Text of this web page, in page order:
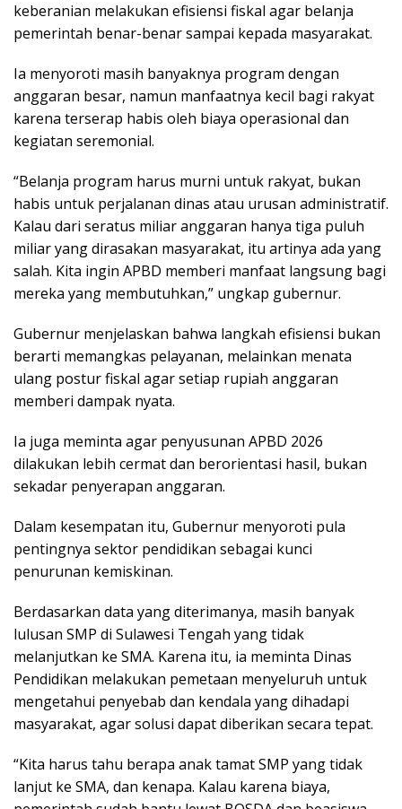
keberanian melakukan efisiensi fiskal agar belanja
pemerintah benar-benar sampai kepada masyarakat.
Ia menyoroti masih banyaknya program dengan
anggaran besar, namun manfaatnya kecil bagi rakyat
karena terserap habis oleh biaya operasional dan
kegiatan seremonial.
“Belanja program harus murni untuk rakyat, bukan
habis untuk perjalanan dinas atau urusan administratif.
Kalau dari seratus miliar anggaran hanya tiga puluh
miliar yang dirasakan masyarakat, itu artinya ada yang
salah. Kita ingin APBD memberi manfaat langsung bagi
mereka yang membutuhkan,” ungkap gubernur.
Gubernur menjelaskan bahwa langkah efisiensi bukan
berarti memangkas pelayanan, melainkan menata
ulang postur fiskal agar setiap rupiah anggaran
memberi dampak nyata.
Ia juga meminta agar penyusunan APBD 2026
dilakukan lebih cermat dan berorientasi hasil, bukan
sekadar penyerapan anggaran.
Dalam kesempatan itu, Gubernur menyoroti pula
pentingnya sektor pendidikan sebagai kunci
penurunan kemiskinan.
Berdasarkan data yang diterimanya, masih banyak
lulusan SMP di Sulawesi Tengah yang tidak
melanjutkan ke SMA. Karena itu, ia meminta Dinas
Pendidikan melakukan pemetaan menyeluruh untuk
mengetahui penyebab dan kendala yang dihadapi
masyarakat, agar solusi dapat diberikan secara tepat.
“Kita harus tahu berapa anak tamat SMP yang tidak
lanjut ke SMA, dan kenapa. Kalau karena biaya,